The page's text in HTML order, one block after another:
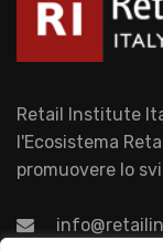
Retail Institute
l'Ecosistema
promuovere lo